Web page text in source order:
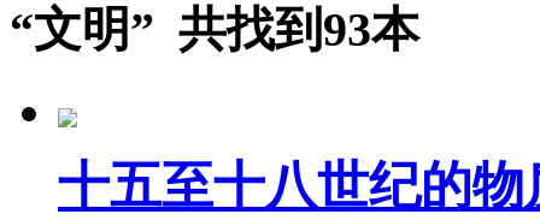
“文明” 共找到93本
十五至十八世纪的